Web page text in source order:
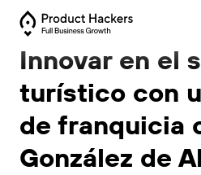
Innovar en el
turístico con
de franquicia
González de